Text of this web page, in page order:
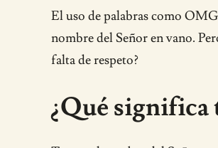
El uso de palabras como
nombre del Señor en vano.
falta de respeto?
¿Qué significa